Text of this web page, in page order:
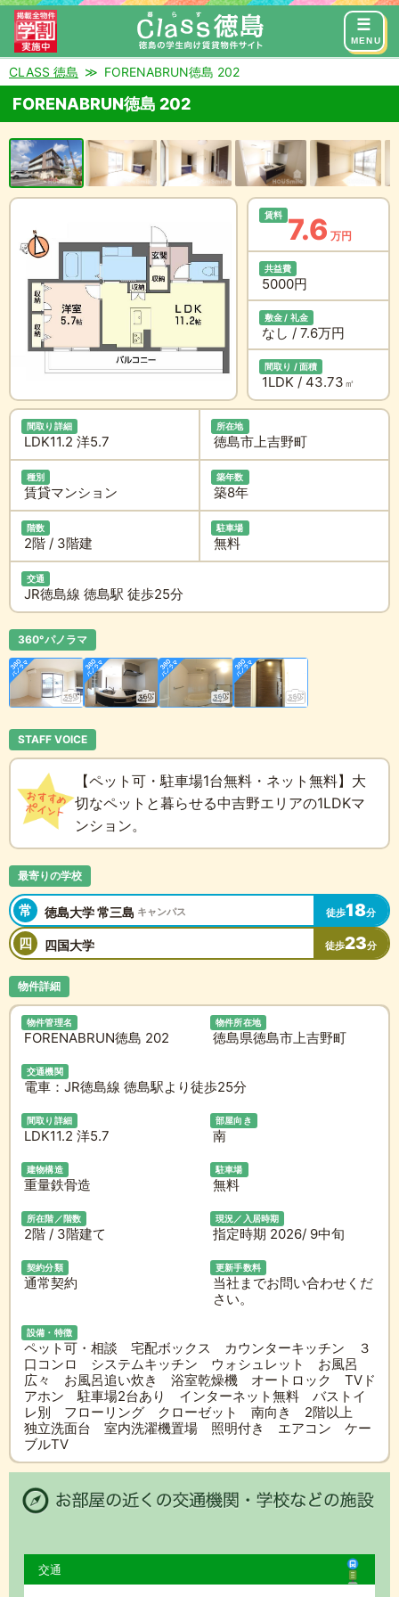
MENU
来店予約 お問い合わせ
CLASS 徳島 FORENABRUN徳島 202
FORENABRUN徳島 202
賃料 7.6 万円
共益費
5000円
敷金 / 礼金
なし / 7.6万円
間取り / 面積
1LDK / 43.73 ㎡
間取り詳細
LDK11.2 洋5.7
所在地
徳島市上吉野町
種別
賃貸マンション
築年数
築8年
階数
2階 / 3階建
駐車場
無料
交通
JR徳島線 徳島駅 徒歩25分
360°パノラマ
STAFF VOICE
【ペット可・駐車場1台無料・ネット無料】大
切なペットと暮らせる中吉野エリアの1LDKマ
ンション。
最寄りの学校
常 徳島大学 常三島 キャンパス 徒歩18分
四 四国大学 徒歩23分
物件詳細
物件管理名
FORENABRUN徳島 202
物件所在地
徳島県徳島市上吉野町
交通機関
電車：JR徳島線 徳島駅より徒歩25分
間取り詳細
LDK11.2 洋5.7
部屋向き
南
建物構造
重量鉄骨造
駐車場
無料
所在階／階数
2階 / 3階建て
現況／入居時期
指定時期 2026/ 9中旬
契約分類
通常契約
更新手数料
当社までお問い合わせくだ
さい。
設備・特徴
ペット可・相談 宅配ボックス カウンターキッチン ３
口コンロ システムキッチン ウォシュレット お風呂
広々 お風呂追い炊き 浴室乾燥機 オートロック TVド
アホン 駐車場2台あり インターネット無料 バストイ
レ別 フローリング クローゼット 南向き 2階以上
独立洗面台 室内洗濯機置場 照明付き エアコン ケー
ブルTV
交通